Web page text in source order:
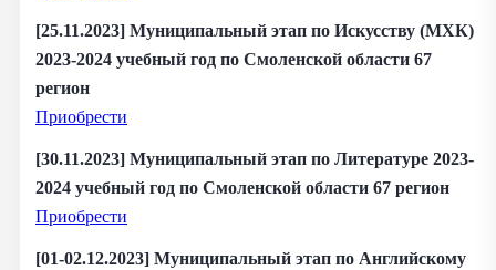
[25.11.2023] Муниципальный этап по Искусству (МХК)
2023-2024 учебный год по Смоленской области 67
регион
Приобрести
[30.11.2023] Муниципальный этап по Литературе 2023-
2024 учебный год по Смоленской области 67 регион
Приобрести
[01-02.12.2023] Муниципальный этап по Английскому